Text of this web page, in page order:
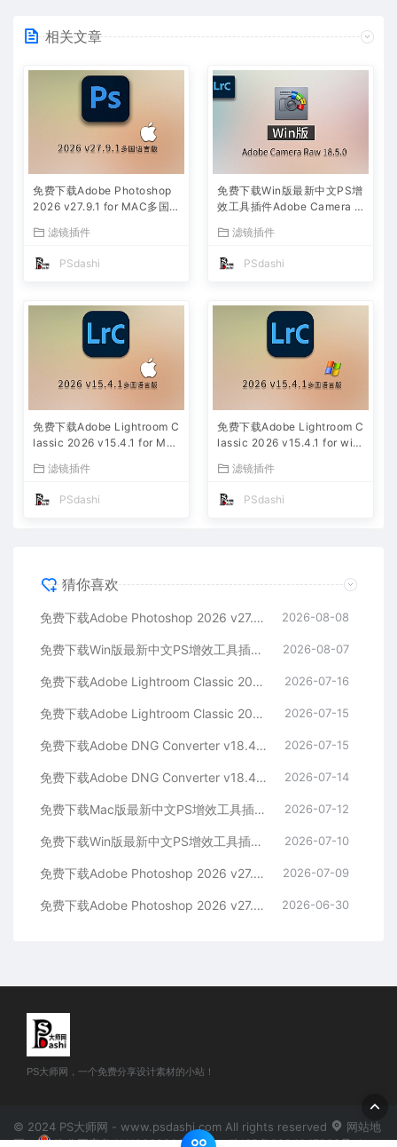
相关文章
免费下载Adobe Photoshop
2026 v27.9.1 for MAC多国
激活一键安装包Ai智能修图设
计师平面设计工具
滤镜插件
PSdashi
免费下载Win版最新中文PS增
效工具插件Adobe Camera R
后期一键安装包预设Lrc照片
文件文档格式打开处理编辑
滤镜插件
PSdashi
免费下载Adobe Lightroom C
lassic 2026 v15.4.1 for Mac
安装包摄影后期照片图片编辑
滤镜插件
PSdashi
免费下载Adobe Lightroom C
lassic 2026 v15.4.1 for win
安装包摄影后期照片图片编辑
滤镜插件
PSdashi
猜你喜欢
免费下载Adobe Photoshop 2026 v27.9.1 for MAC多国语言版正式中文最新PS软件激活一键安装包Ai智能修图设计师平面设计工具 2026-08-08
免费下载Win版最新中文PS增效工具插件Adobe Camera Raw 2026 ACR v18.5.0 摄影后期一键安装包预设Lrc照片文件文档格式打开处理编辑 2026-08-07
免费下载Adobe Lightroom Classic 2026 v15.4.1 for Mac多国语言版中文LrC软件激活安装包摄影后期照片图片编辑工具 2026-07-16
免费下载Adobe Lightroom Classic 2026 v15.4.1 for win多国语言版中文LrC软件激活安装包摄影后期照片图片编辑工具 2026-07-15
免费下载Adobe DNG Converter v18.4.1 for Mac多国语言中文版安装包图片RAW相机照片格式转换器Lrc数字负片PS插件软件工具 2026-07-15
免费下载Adobe DNG Converter v18.4.1 for Win多国语言中文版安装包图片RAW相机照片格式转换器Lrc数字负片PS插件软件工具 2026-07-14
免费下载Mac版最新中文PS增效工具插件Adobe Camera Raw 2026 ACR v18.4.1 摄影后期一键安装包预设Lrc照片文件文档格式打开处理编辑 2026-07-12
免费下载Win版最新中文PS增效工具插件Adobe Camera Raw 2026 ACR v18.4.1 摄影后期一键安装包预设Lrc照片文件文档格式打开处理编辑 2026-07-10
免费下载Adobe Photoshop 2026 v27.8.0.13 for MAC多国语言版正式中文最新PS软件激活一键安装包Ai智能修图设计师平面设计工具 2026-07-09
免费下载Adobe Photoshop 2026 v27.8.0.13 for win多国语言版正式中文最新PS软件激活一键安装包Ai智能修图设计师平面设计工具 2026-06-30
PS大师网，一个免费分享设计素材的小站！
© 2024 PS大师网 - www.psdashi.com All rights reserved
网站地
图
豫公网安备41110002000302号 豫ICP备2024047263号-1